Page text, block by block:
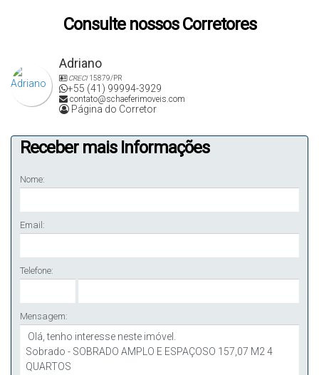
Consulte nossos Corretores
Adriano
CRECI15879/PR
+55 (41) 99994-3929
contato@schaeferimoveis.com
Página do Corretor
Receber mais Informações
Nome:
Email:
Telefone:
Mensagem: